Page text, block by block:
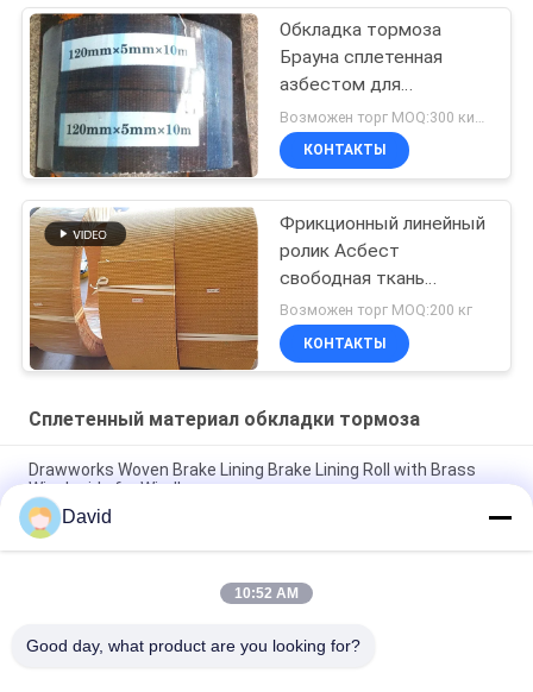
Обкладка тормоза
Брауна сплетенная
азбестом для
машинного
оборудования
конструкции морского
КОНТАКТЫ
Фрикционный линейный
ролик Асбест
свободная ткань
тормозная оболочка
тормозная линейная
ролка Фрикционный
Возможен торг MOQ:200 кг
КОНТАКТЫ
Сплетенный материал обкладки тормоза
Drawworks Woven Brake Lining Brake Lining Roll with Brass
Wire Inside for Windlass
Машины для скрепления локомотива с тканей
Тканый материал тормозной накладки для
сельскохозяйственных тракторов, предлагаемый OEM,
David
10:52 AM
Good day, what product are you looking for?